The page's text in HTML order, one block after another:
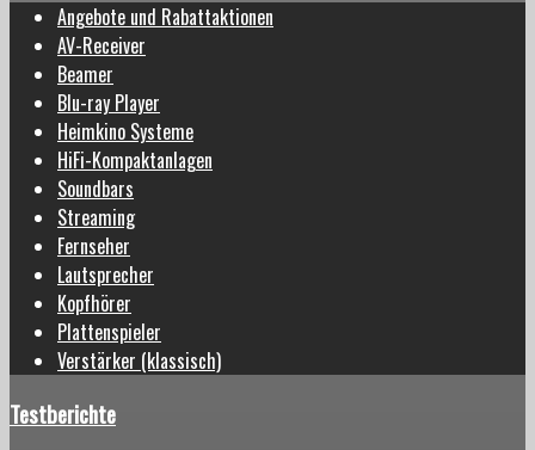
Angebote und Rabattaktionen
AV-Receiver
Beamer
Blu-ray Player
Heimkino Systeme
HiFi-Kompaktanlagen
Soundbars
Streaming
Fernseher
Lautsprecher
Kopfhörer
Plattenspieler
Verstärker (klassisch)
Testberichte